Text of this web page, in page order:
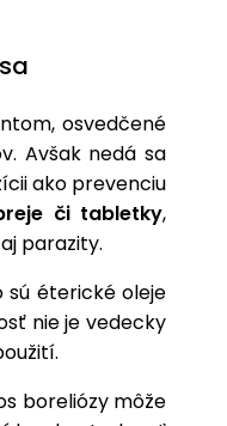
osvedčené
Avšak nedá sa
ako prevenciu
či tabletky,
parazity.
sú éterické oleje
nie je vedecky
boreliózy môže